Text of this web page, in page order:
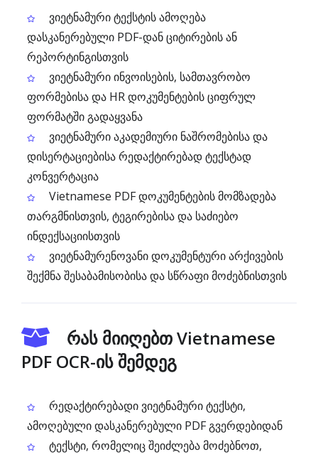
ვიეტნამური ტექსტის ამოღება
დასკანერებული PDF-დან ციტირების ან
რეპორტინგისთვის
ვიეტნამური ინვოისების, სამთავრობო
ფორმებისა და HR დოკუმენტების ციფრულ
ფორმატში გადაყვანა
ვიეტნამური აკადემიური ნაშრომებისა და
დისერტაციებისა რედაქტირებად ტექსტად
კონვერტაცია
Vietnamese PDF დოკუმენტების მომზადება
თარგმნისთვის, ტეგირებისა და საძიებო
ინდექსაციისთვის
ვიეტნამურენოვანი დოკუმენტური არქივების
შექმნა შესაბამისობისა და სწრაფი მოძებნისთვის
რას მიიღებთ Vietnamese
PDF OCR-ის შემდეგ
რედაქტირებადი ვიეტნამური ტექსტი,
ამოღებული დასკანერებული PDF გვერდებიდან
ტექსტი, რომელიც შეიძლება მოძებნოთ,